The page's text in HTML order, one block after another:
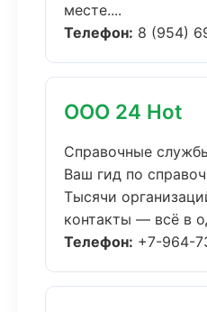
месте....
Телефон: 8 (954)
ООО 24 Hot
Справочные
Ваш гид по
Тысячи
контакты — всё в
Телефон: +7-964-